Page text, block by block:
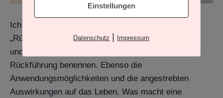
Ich möchte hier die Möglichkeit der Methode
„Rückführungen in Vorleben“ ganz global darstellen
und beispielhaft Gründe für das Anwenden einer
Rückführung benennen. Ebenso die
Anwendungsmöglichkeiten und die angestrebten
Auswirkungen auf das Leben. Was macht eine
Einstellungen
Datenschutz | Impressum